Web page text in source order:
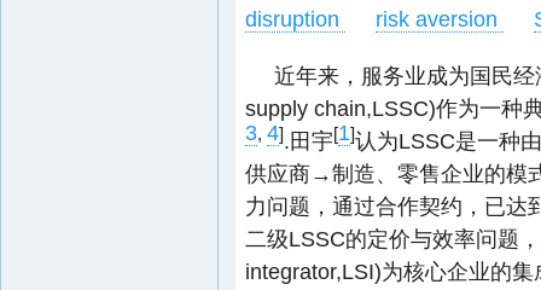
disruption
risk aversion
近年来，服务业成为国民
supply chain,LSSC)作为一种
3, 4].田宇[1]认为LSSC是一种
供应商→制造、零售企业的模
力问题，通过合作契约，已达
二级LSSC的定价与效率问题
integrator,LSI)为核心企业的